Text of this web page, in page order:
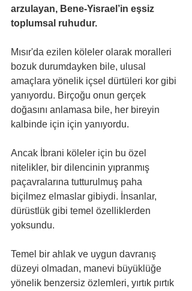
arzulayan, Bene-Yisrael’in eşsiz
toplumsal ruhudur.
Mısır'da ezilen köleler olarak moralleri
bozuk durumdayken bile, ulusal
amaçlara yönelik içsel dürtüleri kor gibi
yanıyordu. Birçoğu onun gerçek
doğasını anlamasa bile, her bireyin
kalbinde için için yanıyordu.
Ancak İbrani köleler için bu özel
nitelikler, bir dilencinin yıpranmış
paçavralarına tutturulmuş paha
biçilmez elmaslar gibiydi. İnsanlar,
dürüstlük gibi temel özelliklerden
yoksundu.
Temel bir ahlak ve uygun davranış
düzeyi olmadan, manevi büyüklüğe
yönelik benzersiz özlemleri, yırtık pırtık